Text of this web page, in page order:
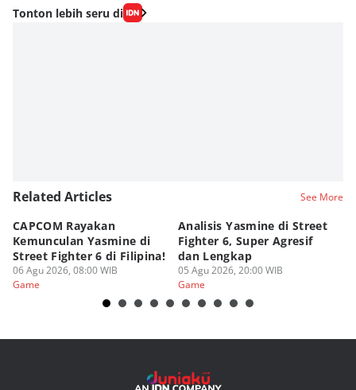
Tonton lebih seru di
Related Articles See More
CAPCOM Rayakan
Kemunculan Yasmine di
Street Fighter 6 di Filipina!
06 Agu 2026, 08:00 WIB
Game
Analisis Yasmine di Street
Fighter 6, Super Agresif
dan Lengkap
05 Agu 2026, 20:00 WIB
Game